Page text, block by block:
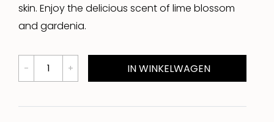
skin. Enjoy the delicious scent of lime blossom
and gardenia.
IN WINKELWAGEN